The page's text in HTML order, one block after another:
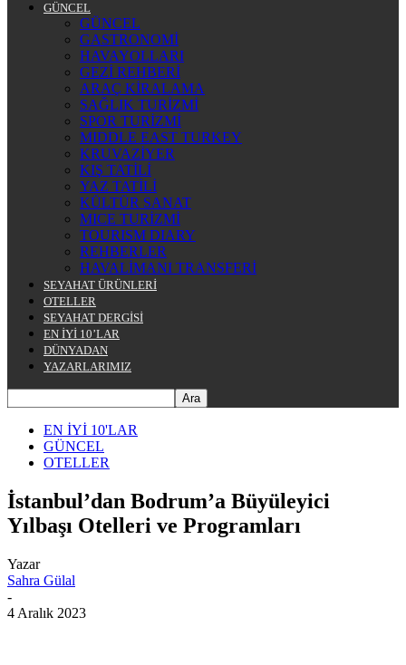
GÜNCEL
GÜNCEL
GASTRONOMİ
HAVAYOLLARI
GEZİ REHBERİ
ARAÇ KİRALAMA
SAĞLIK TURİZMİ
SPOR TURİZMİ
MIDDLE EAST TURKEY
KRUVAZİYER
KIŞ TATİLİ
YAZ TATİLİ
KÜLTÜR SANAT
MICE TURİZMİ
TOURISM DIARY
REHBERLER
HAVALİMANI TRANSFERİ
SEYAHAT ÜRÜNLERİ
OTELLER
SEYAHAT DERGİSİ
EN İYİ 10’LAR
DÜNYADAN
YAZARLARIMIZ
EN İYİ 10'LAR
GÜNCEL
OTELLER
İstanbul’dan Bodrum’a Büyüleyici
Yılbaşı Otelleri ve Programları
Yazar
Sahra Gülal
-
4 Aralık 2023